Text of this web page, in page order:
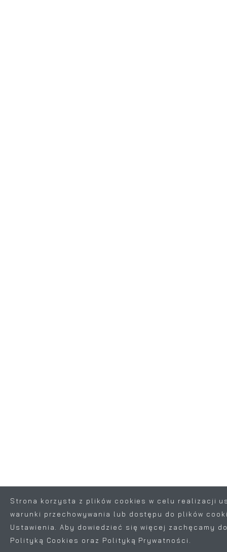
Strona korzysta z plików cookies w celu realizacji
warunki przechowywania lub dostępu do plików
Ustawienia. Aby dowiedzieć się więcej zachęcamy
Polityką Cookies oraz Polityką Prywatności.
ZAPISZ WYBRANE
ZEZWÓL NA WSZYSTKIE